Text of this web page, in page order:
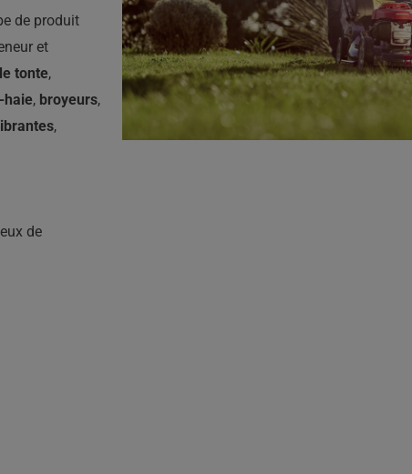
de produit
et
tonte,
haie, broyeurs,
,
de